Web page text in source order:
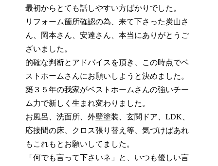
最初からとても話しやすい方ばかりでした。
リフォーム箇所確認の為、来て下さった炭山さ
ん、岡本さん、安達さん、本当にありがとうご
ざいました。
的確な判断とアドバイスを頂き、この時点でベ
ストホームさんにお願いしようと決めました。
築３５年の我家がベストホームさんの強いチー
ム力で新しく生まれ変わりました。
お風呂、洗面所、外壁塗装、玄関ドア、LDK、
応接間の床、クロス張り替え等、気づけばあれ
もこれもとお願いしてました。
「何でも言って下さいネ」と、いつも優しい言